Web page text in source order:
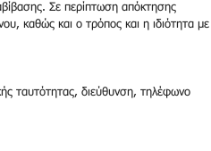
Σε περίπτωση απόκτησης
καθώς και ο τρόπος και η ιδιότητα με
ταυτότητας, διεύθυνση, τηλέφωνο